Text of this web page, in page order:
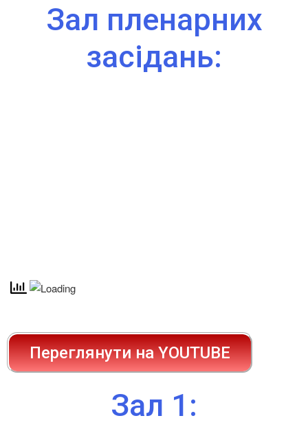
Зал пленарних
засідань:
Переглянути на YOUTUBE
Зал 1: